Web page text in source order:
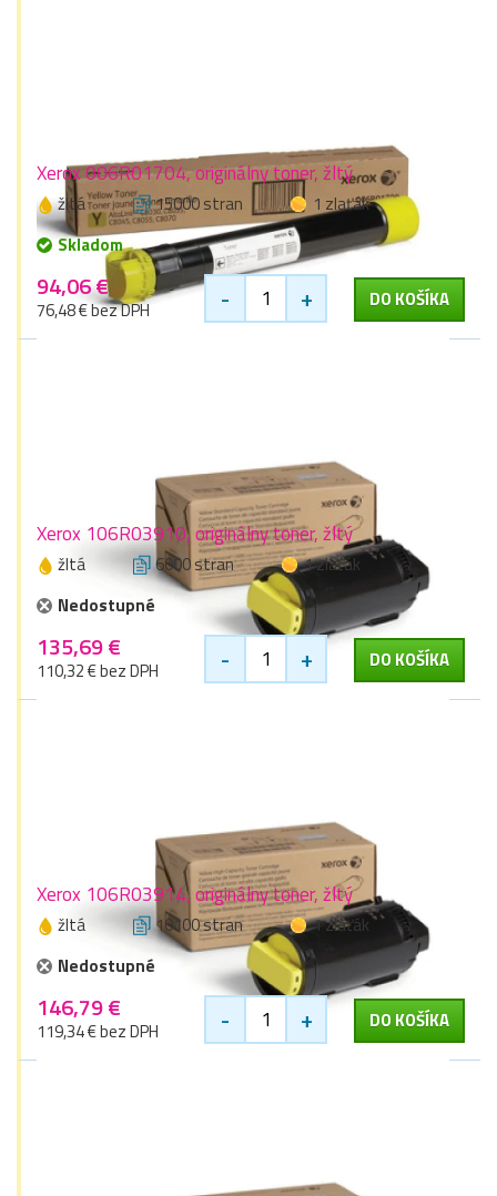
Xerox 006R01704, originálny toner, žltý
žltá 15000 stran
1 zlaťák
Skladom
94,06 €
76,48 € bez DPH - + DO KOŠÍKA
Xerox 106R03910, originálny toner, žltý
žltá 6000 stran
1 zlaťák
Nedostupné
135,69 €
110,32 € bez DPH - + DO KOŠÍKA
Xerox 106R03914, originálny toner, žltý
žltá 10100 stran
1 zlaťák
Nedostupné
146,79 €
119,34 € bez DPH - + DO KOŠÍKA